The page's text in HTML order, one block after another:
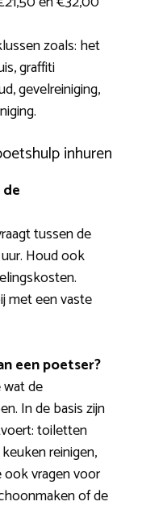
zoals: het
graffiti
gevelreiniging,
inhuren
tussen de
Houd ook
met een vaste
een poetser?
de
In de basis zijn
toiletten
reinigen,
ook vragen voor
of de